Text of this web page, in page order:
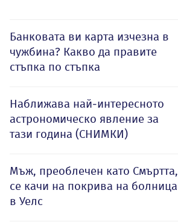
Банковата ви карта изчезна в
чужбина? Какво да правите
стъпка по стъпка
Наближава най-интересното
астрономическо явление за
тази година (СНИМКИ)
Мъж, преоблечен като Смъртта,
се качи на покрива на болница
в Уелс